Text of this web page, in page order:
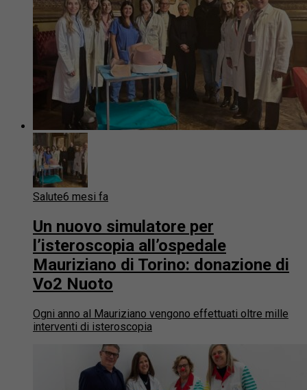
Salute6 mesi fa
Un nuovo simulatore per
l’isteroscopia all’ospedale
Mauriziano di Torino: donazione di
Vo2 Nuoto
Ogni anno al Mauriziano vengono effettuati oltre mille
interventi di isteroscopia